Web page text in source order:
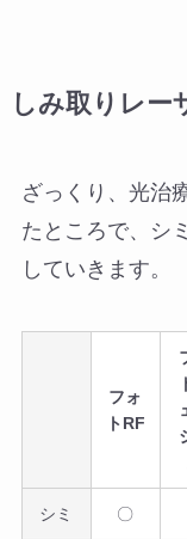
しみ取りレー
ざっくり、光治
たところで、シ
していきます。
フォ
トRF
シミ 〇